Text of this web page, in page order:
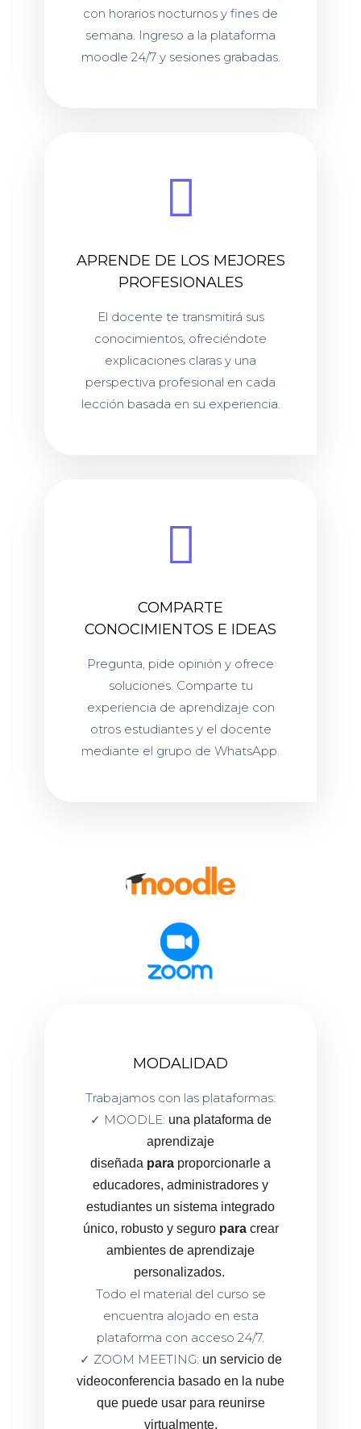
con horarios nocturnos y fines de
semana. Ingreso a la plataforma
moodle 24/7 y sesiones grabadas.
APRENDE DE LOS MEJORES
PROFESIONALES
El docente te transmitirá sus
conocimientos, ofreciéndote
explicaciones claras y una
perspectiva profesional en cada
lección basada en su experiencia.
COMPARTE
CONOCIMIENTOS E IDEAS
Pregunta, pide opinión y ofrece
soluciones. Comparte tu
experiencia de aprendizaje con
otros estudiantes y el docente
mediante el grupo de WhatsApp.
MODALIDAD
Trabajamos con las plataformas:
✓ MOODLE: una plataforma de
aprendizaje
diseñada para proporcionarle a
educadores, administradores y
estudiantes un sistema integrado
único, robusto y seguro paracrear
ambientes de aprendizaje
personalizados.
Todo el material del curso se
encuentra alojado en esta
plataforma con acceso 24/7.
✓ ZOOM MEETING: un servicio de
videoconferencia basado en la nube
que puede usar para reunirse
virtualmente.